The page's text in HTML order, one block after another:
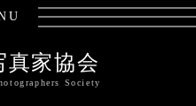
真家協会
Society